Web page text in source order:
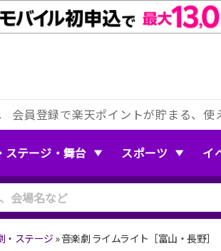
会員登録で楽天ポイントが貯まる、使
ステージ・舞台 スポーツ イ
・ステージ »音楽劇 ライムライト［富山・長野］